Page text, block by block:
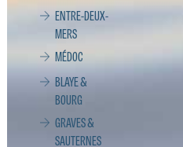
ENTRE-DEUX-
MERS
MÉDOC
BLAYE &
BOURG
GRAVES &
SAUTERNES